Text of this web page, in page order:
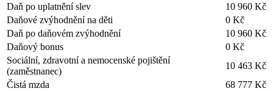
Daň po uplatnění slev
10 960 Kč
Daňové zvýhodnění na děti
0 Kč
Daň po daňovém zvýhodnění
10 960 Kč
Daňový bonus
0 Kč
Sociální, zdravotní a nemocenské pojištění
(zaměstnanec)
10 463 Kč
Čistá mzda
68 777 Kč